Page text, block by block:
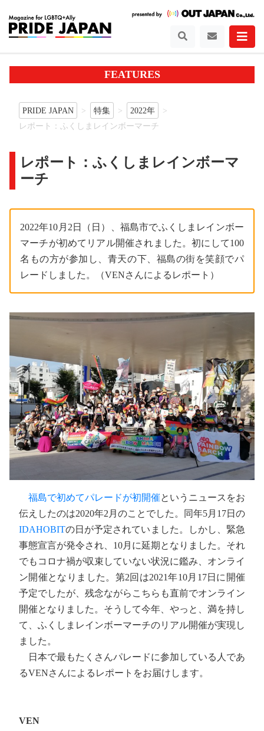
FEATURES
PRIDE JAPAN 特集
2022年
レポート：ふくしまレインボーマーチ
レポート：ふくしまレインボーマ
ーチ
2022年10月2日（日）、福島市でふくしまレインボー
マーチが初めてリアル開催されました。初にして100
名もの方が参加し、青天の下、福島の街を笑顔でパ
レードしました。（VENさんによるレポート）
福島で初めてパレードが初開催というニュースをお
伝えしたのは2020年2月のことでした。同年5月17日の
IDAHOBITの日が予定されていました。しかし、緊急
事態宣言が発令され、10月に延期となりました。それ
でもコロナ禍が収束していない状況に鑑み、オンライ
ン開催となりました。第2回は2021年10月17日に開催
予定でしたが、残念ながらこちらも直前でオンライン
開催となりました。そうして今年、やっと、満を持し
て、ふくしまレインボーマーチのリアル開催が実現し
ました。
日本で最もたくさんパレードに参加している人であ
るVENさんによるレポートをお届けします。
VEN